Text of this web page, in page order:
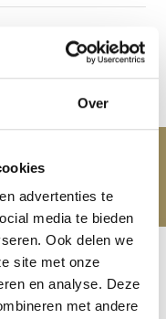
Over
advertenties te
media te bieden
Ook delen we
site met onze
en analyse. Deze
met andere